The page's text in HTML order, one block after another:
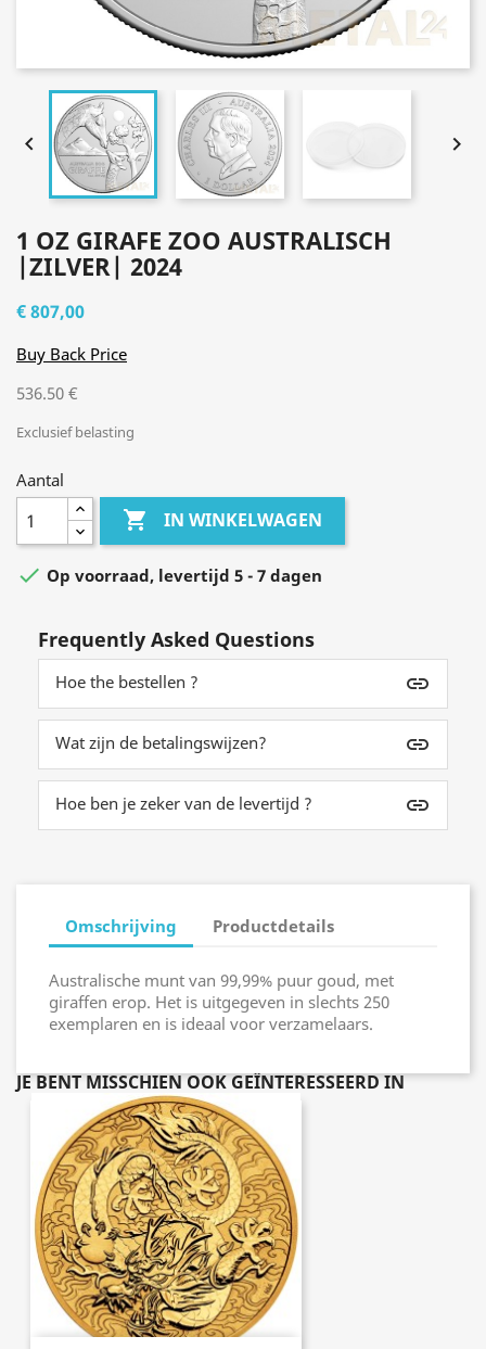
 
1 OZ GIRAFE ZOO AUSTRALISCH
|ZILVER| 2024
€ 807,00
Buy Back Price
536.50 €
Exclusief belasting
Aantal
 IN WINKELWAGEN
 Op voorraad, levertijd 5 - 7 dagen
Frequently Asked Questions
Hoe the bestellen ? insert_link
Wat zijn de betalingswijzen? insert_link
Hoe ben je zeker van de levertijd ? insert_link
Omschrijving Productdetails
Australische munt van 99,99% puur goud, met
giraffen erop. Het is uitgegeven in slechts 250
exemplaren en is ideaal voor verzamelaars.
JE BENT MISSCHIEN OOK GEÏNTERESSEERD IN